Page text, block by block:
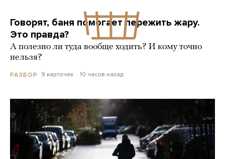
Говорят, баня помогает пережить жару.
Это правда?
А полезно ли туда вообще ходить? И кому точно
нельзя?
РАЗБОР 9 карточек 10 часов назад